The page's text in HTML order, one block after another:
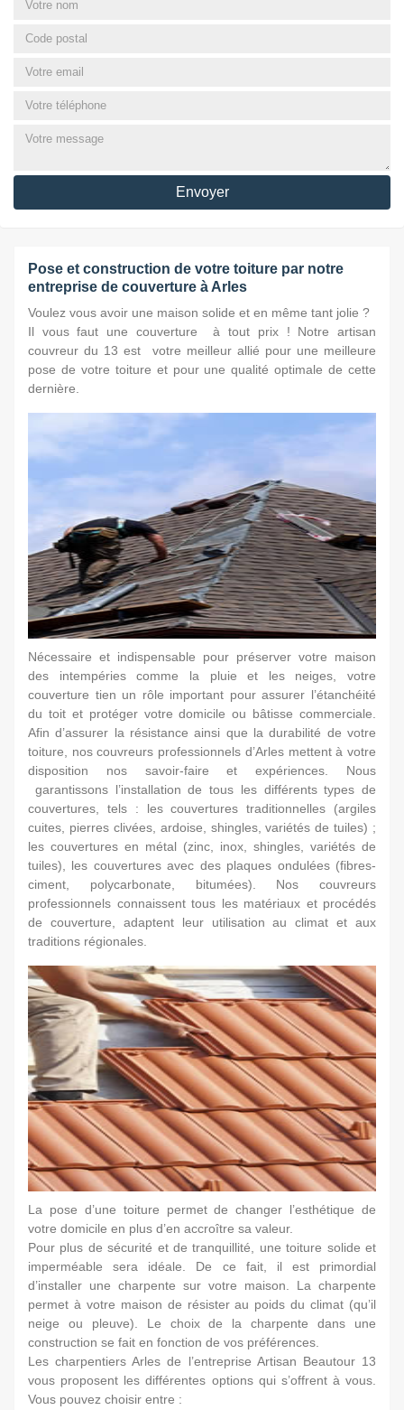
Pose et construction de votre toiture par notre
entreprise de couverture à Arles
Voulez vous avoir une maison solide et en même tant jolie ?
Il vous faut une couverture à tout prix ! Notre artisan
couvreur du 13 est votre meilleur allié pour une meilleure
pose de votre toiture et pour une qualité optimale de cette
dernière.
Nécessaire et indispensable pour préserver votre maison
des intempéries comme la pluie et les neiges, votre
couverture tien un rôle important pour assurer l’étanchéité
du toit et protéger votre domicile ou bâtisse commerciale.
Afin d’assurer la résistance ainsi que la durabilité de votre
toiture, nos couvreurs professionnels d’Arles mettent à votre
disposition nos savoir-faire et expériences. Nous
garantissons l’installation de tous les différents types de
couvertures, tels : les couvertures traditionnelles (argiles
cuites, pierres clivées, ardoise, shingles, variétés de tuiles) ;
les couvertures en métal (zinc, inox, shingles, variétés de
tuiles), les couvertures avec des plaques ondulées (fibres-
ciment, polycarbonate, bitumées). Nos couvreurs
professionnels connaissent tous les matériaux et procédés
de couverture, adaptent leur utilisation au climat et aux
traditions régionales.
La pose d’une toiture permet de changer l’esthétique de
votre domicile en plus d’en accroître sa valeur.
Pour plus de sécurité et de tranquillité, une toiture solide et
imperméable sera idéale. De ce fait, il est primordial
d’installer une charpente sur votre maison. La charpente
permet à votre maison de résister au poids du climat (qu’il
neige ou pleuve). Le choix de la charpente dans une
construction se fait en fonction de vos préférences.
Les charpentiers Arles de l’entreprise Artisan Beautour 13
vous proposent les différentes options qui s’offrent à vous.
Vous pouvez choisir entre :